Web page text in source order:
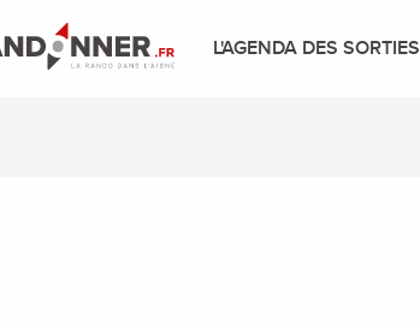
L'AGENDA DES SORTIES